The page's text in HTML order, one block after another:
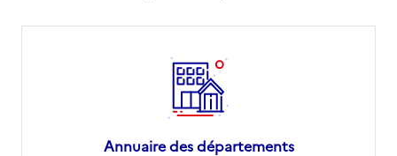
Annuaire des départements